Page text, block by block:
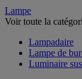
Lampe
Voir toute la
Lampadaire
Lampe de
Luminaire